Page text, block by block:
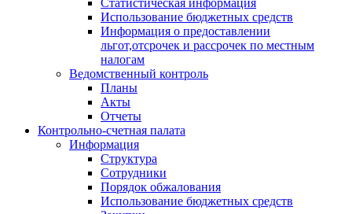
Статистическая информация
Использование бюджетных средств
Информация о предоставлении
льгот,отсрочек и рассрочек по местным
налогам
Ведомственный контроль
Планы
Акты
Отчеты
Контрольно-счетная палата
Информация
Структура
Сотрудники
Порядок обжалования
Использование бюджетных средств